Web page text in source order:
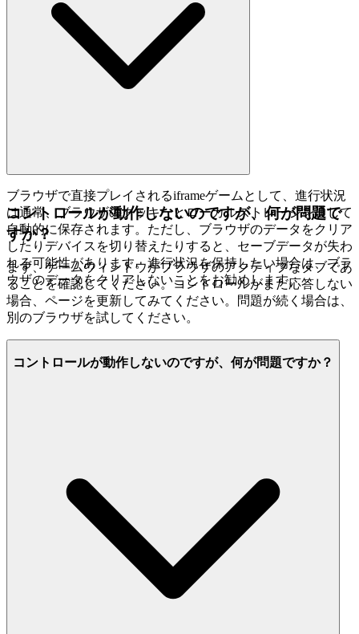
ブラウザで直接プレイされるiframeゲームとして、進行状況
は通常、ブラウザのクッキーとローカルストレージを通じて
自動的に保存されます。ただし、ブラウザのデータをクリア
したりデバイスを切り替えたりすると、セーブデータが失わ
れる可能性があります。進行状況を保持したい場合は、ブラ
ウザのデータをクリアしないことをお勧めします。
コントロールが動作しないのですが、何が問題で
すか？
まず、ゲームウィンドウがブラウザのアクティブなタブであ
ることを確認してください。コントロールがまだ応答しない
場合、ページを更新してみてください。問題が続く場合は、
別のブラウザを試してください。
コントロールが動作しないのですが、何が問題ですか？